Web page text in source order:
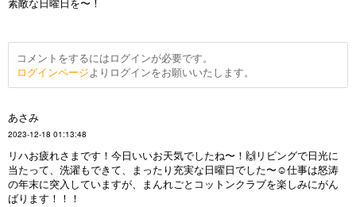
素敵な日曜日を〜！
コメントをするにはログインが必要です。
ログインページよりログインをお願いいたします。
あさみ
2023-12-18 01:13:48
リハお疲れさまです！今日いいお天気でしたね〜！🙌リビングで日光に
当たって、洗濯もできて、まったり充実な日曜日でした〜☺️仕事は怒涛
の年末に突入していますが、まんれごとコットンクラブを楽しみにがん
ばります！！！